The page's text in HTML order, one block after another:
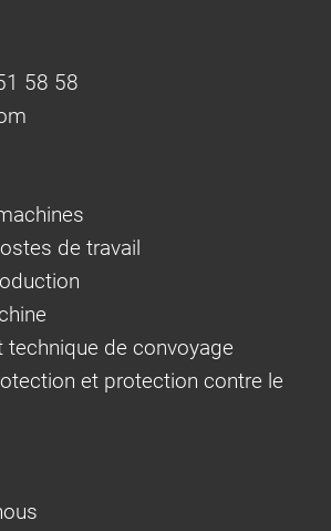
58 58
de travail
de convoyage
et protection contre le